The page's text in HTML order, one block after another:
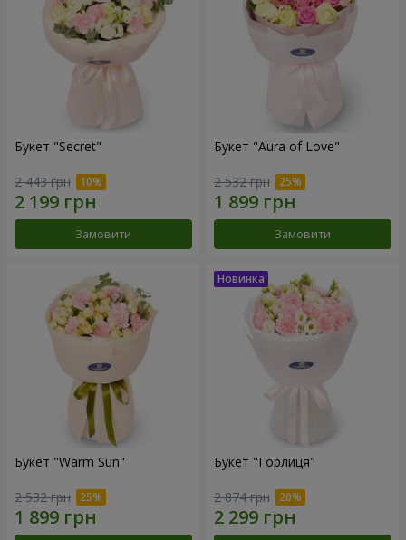
Букет "Secret"
2 443 грн
Замовити
Букет "Aura of Love"
2 532 грн
Замовити
Букет "Warm Sun"
2 532 грн
Букет "Горлиця"
2 874 грн